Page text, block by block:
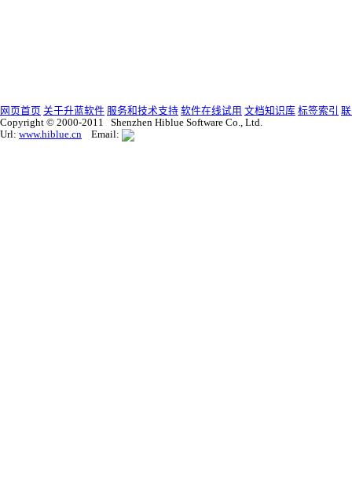
网页首页 关于升蓝软件 服务和技术支持 软件在线试用 文档知识库 标签索引
Copyright © 2000-2011 Shenzhen Hiblue Software Co., Ltd.
Url: www.hiblue.cn Email: